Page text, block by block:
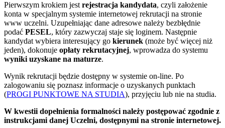
Pierwszym krokiem jest rejestracja kandydata, czyli założenie
konta w specjalnym systemie internetowej rekrutacji na stronie
www uczelni. Uzupełniając dane adresowe należy bezbłędnie
podać PESEL, który zazwyczaj staje się loginem. Następnie
kandydat wybiera interesujący go kierunek (może być więcej niż
jeden), dokonuje opłaty rekrutacyjnej, wprowadza do systemu
wyniki uzyskane na maturze.
Wynik rekrutacji będzie dostępny w systemie on-line. Po
zalogowaniu się poznasz informacje o uzyskanych punktach
(PROGI PUNKTOWE NA STUDIA), przyjęciu lub nie na studia.
W kwestii dopełnienia formalności należy postępować zgodnie z
instrukcjami danej Uczelni, dostępnymi na stronie internetowej.